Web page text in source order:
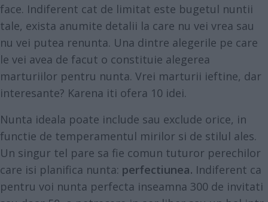
face. Indiferent cat de limitat este bugetul nuntii
tale, exista anumite detalii la care nu vei vrea sau
nu vei putea renunta. Una dintre alegerile pe care
le vei avea de facut o constituie alegerea
marturiilor pentru nunta. Vrei marturii ieftine, dar
interesante? Karena iti ofera 10 idei.
Nunta ideala poate include sau exclude orice, in
functie de temperamentul mirilor si de stilul ales.
Un singur tel pare sa fie comun tuturor perechilor
care isi planifica nunta: perfectiunea. Indiferent ca
pentru voi nunta perfecta inseamna 300 de invitati